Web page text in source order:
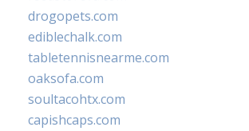
drogopets.com
ediblechalk.com
tabletennisnearme.com
oaksofa.com
soultacohtx.com
capishcaps.com